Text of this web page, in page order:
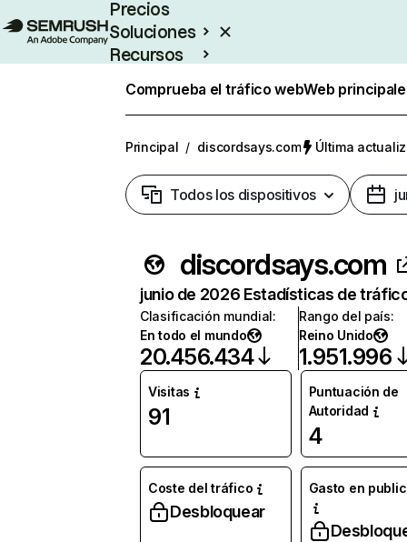
Precios
Soluciones
Recursos
Comprueba el tráfico webWeb
Principal / discordsays.com Última
Todos los dispositivos
discordsays.com
junio de 2026 Estadísticas de
Clasificación mundial:
En todo el mundo
20.456.434
Rango del país:
Reino Unido
1.951.996
Visitas
91
Puntuación de
Autoridad
4
Coste del tráfico
Desbloquear
Gasto en